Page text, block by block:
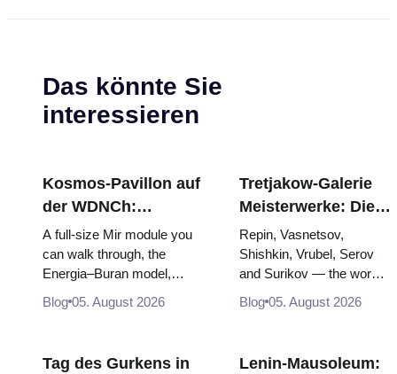
Das könnte Sie
interessieren
Kosmos-Pavillon auf
der WDNCh:
Russlands größte
Raumfahrtausstellung
von innen
A full-size Mir module you
can walk through, the
Energia–Buran model,
and 120 pieces of flight...
Blog 05. August 2026
Tretjakow-Galerie
Meisterwerke: Die
Gemälde, wegen
derer sich die Reise
lohnt
Repin, Vasnetsov,
Shishkin, Vrubel, Serov
and Surikov — the works
they hang, and why
Blog 05. August 2026
Tag des Gurkens in
Lenin-Mausoleum: